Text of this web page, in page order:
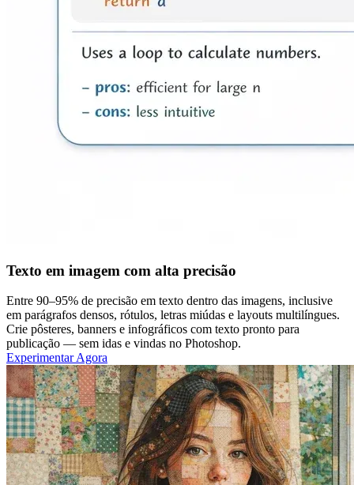
Texto em imagem com alta precisão
Entre 90–95% de precisão em texto dentro das imagens, inclusive
em parágrafos densos, rótulos, letras miúdas e layouts multilíngues.
Crie pôsteres, banners e infográficos com texto pronto para
publicação — sem idas e vindas no Photoshop.
Experimentar Agora